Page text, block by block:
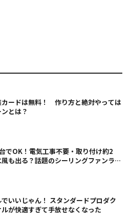
カードは無料！ 作り方と絶対やっては
とは？
でOK！電気工事不要・取り付け約2
も出る？話題のシーリングファンライ
いいじゃん！ スタンダードプロダク
が快適すぎて手放せなくなった